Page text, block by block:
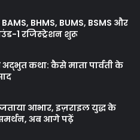
BHMS, BUMS, BSMS और
1 रजिस्ट्रेशन शुरू
कथा: कैसे माता पार्वती के
आभार, इज़राइल युद्ध के
समर्थन, अब आगे पढ़ें